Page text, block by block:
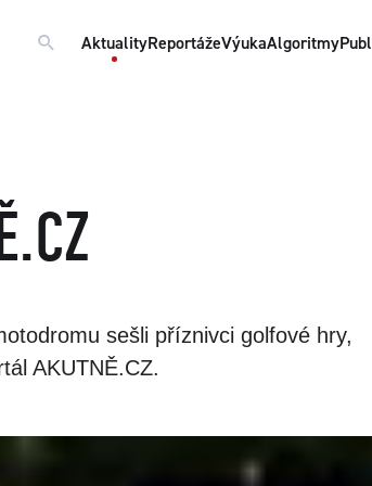
AktualityReportážeVýukaAlgoritmy
sešli příznivci golfové hry,
AKUTNĚ.CZ.